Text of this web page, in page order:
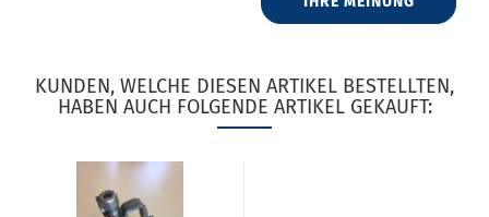
KUNDEN, WELCHE DIESEN ARTIKEL BESTELLTEN,
HABEN AUCH FOLGENDE ARTIKEL GEKAUFT: